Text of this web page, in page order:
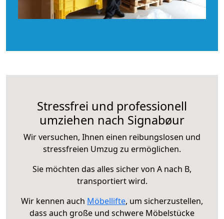
Stressfrei und professionell
umziehen nach Signabøur
Wir versuchen, Ihnen einen reibungslosen und
stressfreien Umzug zu ermöglichen.
Sie möchten das alles sicher von A nach B,
transportiert wird.
Wir kennen auch Möbellifte, um sicherzustellen,
dass auch große und schwere Möbelstücke